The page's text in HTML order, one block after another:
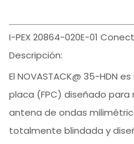
I-PEX 20864-020E-01
Descripción:
El NOVASTACK@ 35-HDN
placa (FPC) diseñado
antena de ondas
totalmente blindada y